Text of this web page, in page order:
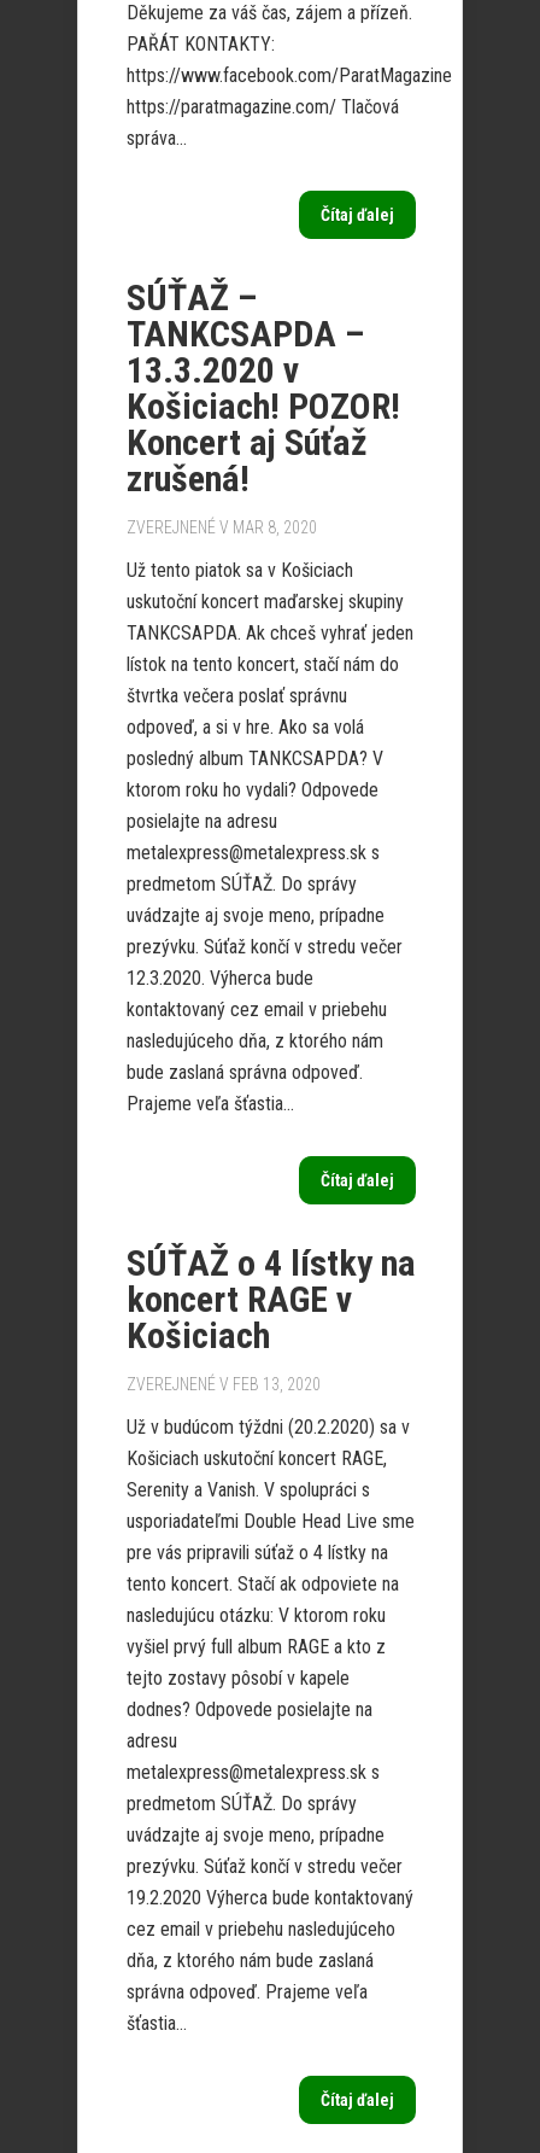
Děkujeme za váš čas, zájem a přízeň.
PAŘÁT KONTAKTY:
https://www.facebook.com/ParatMagazine
https://paratmagazine.com/ Tlačová
správa...
Čítaj ďalej
SÚŤAŽ –
TANKCSAPDA –
13.3.2020 v
Košiciach! POZOR!
Koncert aj Súťaž
zrušená!
ZVEREJNENÉ V MAR 8, 2020
Už tento piatok sa v Košiciach
uskutoční koncert maďarskej skupiny
TANKCSAPDA. Ak chceš vyhrať jeden
lístok na tento koncert, stačí nám do
štvrtka večera poslať správnu
odpoveď, a si v hre. Ako sa volá
posledný album TANKCSAPDA? V
ktorom roku ho vydali? Odpovede
posielajte na adresu
metalexpress@metalexpress.sk s
predmetom SÚŤAŽ. Do správy
uvádzajte aj svoje meno, prípadne
prezývku. Súťaž končí v stredu večer
12.3.2020. Výherca bude
kontaktovaný cez email v priebehu
nasledujúceho dňa, z ktorého nám
bude zaslaná správna odpoveď.
Prajeme veľa šťastia...
Čítaj ďalej
SÚŤAŽ o 4 lístky na
koncert RAGE v
Košiciach
ZVEREJNENÉ V FEB 13, 2020
Už v budúcom týždni (20.2.2020) sa v
Košiciach uskutoční koncert RAGE,
Serenity a Vanish. V spolupráci s
usporiadateľmi Double Head Live sme
pre vás pripravili súťaž o 4 lístky na
tento koncert. Stačí ak odpoviete na
nasledujúcu otázku: V ktorom roku
vyšiel prvý full album RAGE a kto z
tejto zostavy pôsobí v kapele
dodnes? Odpovede posielajte na
adresu
metalexpress@metalexpress.sk s
predmetom SÚŤAŽ. Do správy
uvádzajte aj svoje meno, prípadne
prezývku. Súťaž končí v stredu večer
19.2.2020 Výherca bude kontaktovaný
cez email v priebehu nasledujúceho
dňa, z ktorého nám bude zaslaná
správna odpoveď. Prajeme veľa
šťastia...
Čítaj ďalej